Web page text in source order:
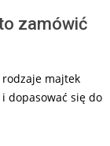
zamówić
rodzaje majtek
dopasować się do